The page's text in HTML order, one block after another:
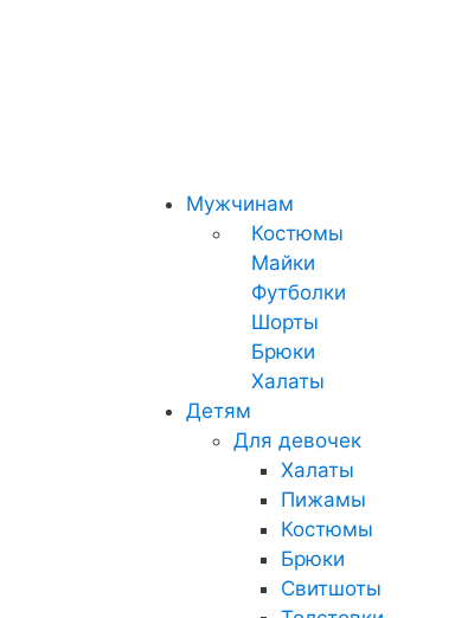
Мужчинам
Костюмы
Майки
Футболки
Шорты
Брюки
Халаты
Детям
Для девочек
Халаты
Пижамы
Костюмы
Брюки
Свитшоты